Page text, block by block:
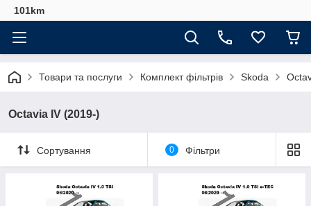
101km
Товари та послуги Комплект фільтрів Skoda
Octavia IV (2019-)
Сортування 0 Фільтри